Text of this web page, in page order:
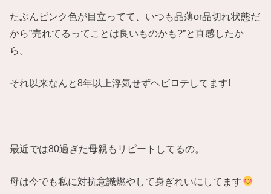
たぶんピンク色が目立ってて、いつも品薄or品切れ状態だ
から”売れてるってことは良いものかも?”と直感したか
ら。
それ以来なんと8年以上浮気せずヘビロテしてます!
最近では80過ぎた母親もリピートしてるの。
母は今でも私に対抗意識燃やして身ぎれいにしてます